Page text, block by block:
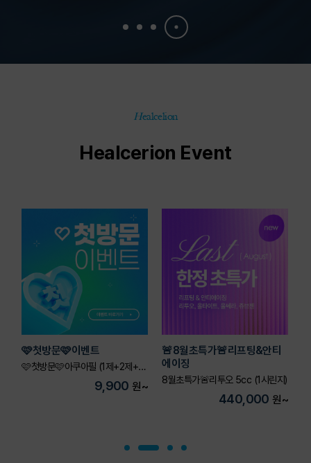
Healcelion
Healcerion Event
🩷첫방문🩷이벤트
🩷첫방문🩷아쿠아필 (1제+2제+3제) 1회
9,900 원~
🚨8월초특가🚨리프팅&안티
에이징
8월초특가🚨리투오 5cc (1시린지)
440,000 원~